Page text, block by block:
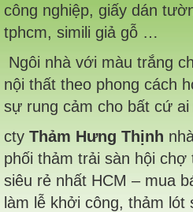
công nghiệp, giấy dán
tphcm, simili giả gỗ …
Ngôi nhà với màu trắng
nội thất theo phong cách
sự rung cảm cho bất cứ ai
cty Thảm Hưng Thịnh
phối thảm trải sàn hội chợ
siêu rẻ nhất HCM – mua
làm lễ khởi công, thảm lót